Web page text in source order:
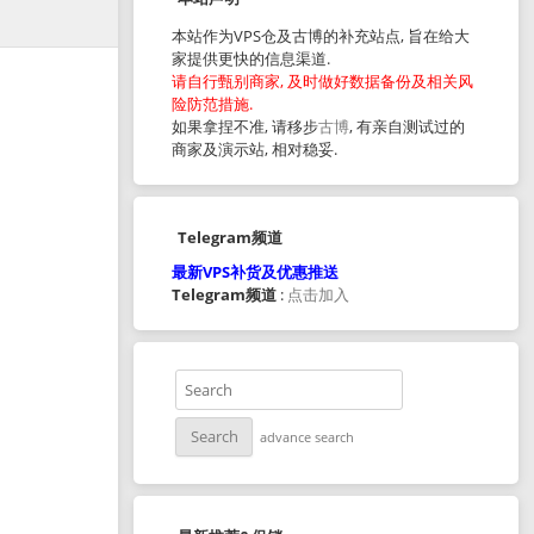
本站作为VPS仓及古博的补充站点, 旨在给大
家提供更快的信息渠道.
请自行甄别商家, 及时做好数据备份及相关风
险防范措施.
如果拿捏不准, 请移步古博, 有亲自测试过的
商家及演示站, 相对稳妥.
Telegram频道
最新VPS补货及优惠推送
Telegram频道 : 点击加入
advance search